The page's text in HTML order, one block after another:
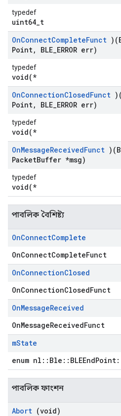
typedef
uint64_t
OnConnectCompleteFunct
Point, BLE ERROR err)
typedef
void(*
OnConnectionClosedFunct
Point, BLE ERROR err)
typedef
void(*
OnMessageReceivedFunct
PacketBuffer *msg)
typedef
void(*
পাবলিক বৈশিষ্ট্য
OnConnectComplete
OnConnectCompleteFunct
OnConnectionClosed
OnConnectionClosedFunct
OnMessageReceived
OnMessageReceivedFunct
mState
enum
পাবলিক ফাংশন
Abort (void)